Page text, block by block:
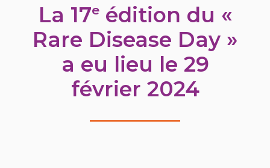
La 17eédition du «
Rare Disease Day »
a eu lieu le 29
février 2024